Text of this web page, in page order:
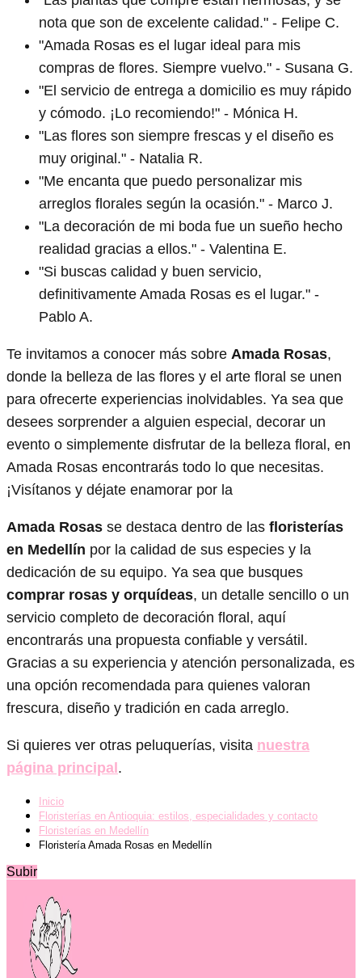
nota que son de excelente calidad." - Felipe C.
"Amada Rosas es el lugar ideal para mis
compras de flores. Siempre vuelvo." - Susana G.
"El servicio de entrega a domicilio es muy rápido
y cómodo. ¡Lo recomiendo!" - Mónica H.
"Las flores son siempre frescas y el diseño es
muy original." - Natalia R.
"Me encanta que puedo personalizar mis
arreglos florales según la ocasión." - Marco J.
"La decoración de mi boda fue un sueño hecho
realidad gracias a ellos." - Valentina E.
"Si buscas calidad y buen servicio,
definitivamente Amada Rosas es el lugar." -
Pablo A.
Te invitamos a conocer más sobre Amada Rosas,
donde la belleza de las flores y el arte floral se unen
para ofrecerte experiencias inolvidables. Ya sea que
desees sorprender a alguien especial, decorar un
evento o simplemente disfrutar de la belleza floral, en
Amada Rosas encontrarás todo lo que necesitas.
¡Visítanos y déjate enamorar por la
Amada Rosas se destaca dentro de las floristerías
en Medellín por la calidad de sus especies y la
dedicación de su equipo. Ya sea que busques
comprar rosas y orquídeas, un detalle sencillo o un
servicio completo de decoración floral, aquí
encontrarás una propuesta confiable y versátil.
Gracias a su experiencia y atención personalizada, es
una opción recomendada para quienes valoran
frescura, diseño y tradición en cada arreglo.
Si quieres ver otras peluquerías, visita nuestra
página principal.
Inicio
Floristerías en Antioquia: estilos, especialidades y contacto
Floristerías en Medellín
Floristería Amada Rosas en Medellín
Subir